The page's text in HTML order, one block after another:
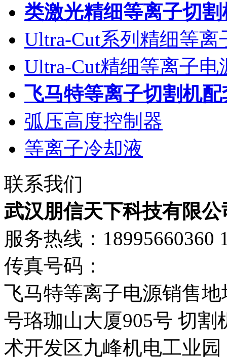
类激光精细等离子切割
Ultra-Cut系列精细等离
Ultra-Cut精细等离子电
飞马特等离子切割机配
弧压高度控制器
等离子冷却液
联系我们
武汉朋信天下科技有限公
服务热线：18995660360
传真号码：
飞马特等离子电源销售
号珞珈山大厦905号 切
术开发区九峰机电工业园